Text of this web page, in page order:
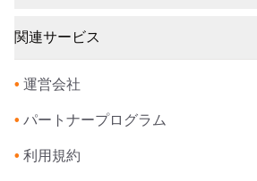
関連サービス
• 運営会社
• パートナープログラム
• 利用規約